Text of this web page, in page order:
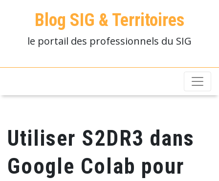
Blog SIG & Territoires
le portail des professionnels du SIG
Utiliser S2DR3 dans
Google Colab pour